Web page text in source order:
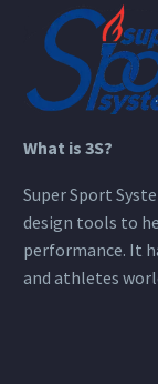
What is 3S?
Super Sport
design tools to
performance. It
and athletes